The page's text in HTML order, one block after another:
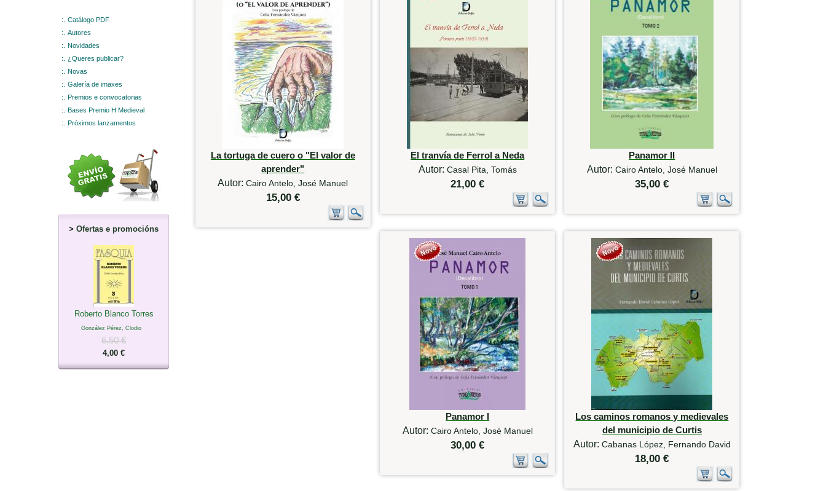
:.
Catálogo PDF
:.
Autores
:.
Novidades
:.
¿Queres publicar?
:.
Novas
:.
Galería de imaxes
:.
Premios e convocatorias
:.
Bases Premio H Medieval
:.
Próximos lanzamentos
> Ofertas e promocións
Roberto Blanco Torres
González Pérez, Clodio
6,50 €
4,00 €
La tortuga de cuero o "El valor de
aprender"
Autor:Cairo Antelo, José Manuel
15,00 €
El tranvía de Ferrol a Neda
Autor: Casal Pita, Tomás
21,00 €
Panamor II
Autor: Cairo Antelo, José Manuel
35,00 €
Panamor I
Autor: Cairo Antelo, José Manuel
30,00 €
Los caminos romanos y medievales
del municipio de Curtis
Autor: Cabanas López, Fernando David
18,00 €